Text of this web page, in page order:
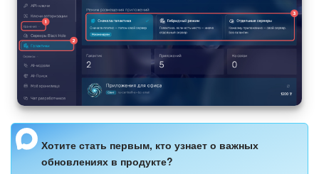
Хотите стать первым, кто узнает о важных
обновлениях в продукте?